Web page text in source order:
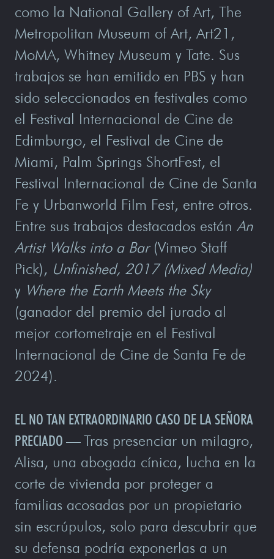
como la National Gallery of Art, The
Metropolitan Museum of Art, Art21,
MoMA, Whitney Museum y Tate. Sus
trabajos se han emitido en PBS y han
sido seleccionados en festivales como
el Festival Internacional de Cine de
Edimburgo, el Festival de Cine de
Miami, Palm Springs ShortFest, el
Festival Internacional de Cine de Santa
Fe y Urbanworld Film Fest, entre otros.
Entre sus trabajos destacados están An
Artist Walks into a Bar(Vimeo Staff
Pick), Unfinished, 2017 (Mixed Media)
y Where the Earth Meets the Sky
(ganador del premio del jurado al
mejor cortometraje en el Festival
Internacional de Cine de Santa Fe de
2024).
EL NO TAN EXTRAORDINARIO CASO DE LA SEÑORA
PRECIADO —Tras presenciar un milagro,
Alisa, una abogada cínica, lucha en la
corte de vivienda por proteger a
familias acosadas por un propietario
sin escrúpulos, solo para descubrir que
su defensa podría exponerlas a un